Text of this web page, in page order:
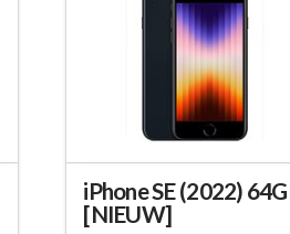
iPhone SE (2022)
[NIEUW]